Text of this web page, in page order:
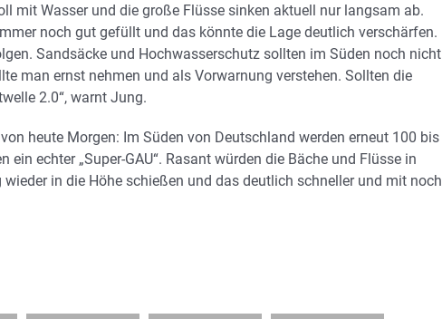
mit Wasser und die große Flüsse sinken aktuell nur langsam ab.
noch gut gefüllt und das könnte die Lage deutlich verschärfen.
Sandsäcke und Hochwasserschutz sollten im Süden noch nicht
man ernst nehmen und als Vorwarnung verstehen. Sollten die
2.0“, warnt Jung.
heute Morgen: Im Süden von Deutschland werden erneut 100 bis
echter „Super-GAU“. Rasant würden die Bäche und Flüsse in
in die Höhe schießen und das deutlich schneller und mit noch